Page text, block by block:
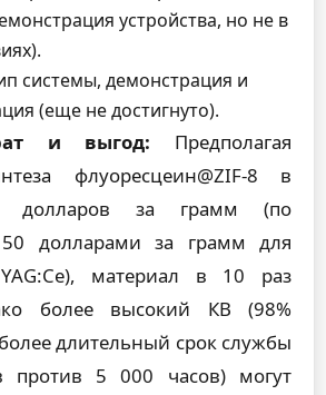
устройства, но не в
системы, демонстрация и
(еще не достигнуто).
и выгод: Предполагая
флуоресцеин@ZIF-8 в
долларов за грамм (по
долларами за грамм для
материал в 10 раз
более высокий КВ (98%
длительный срок службы
против 5 000 часов) могут